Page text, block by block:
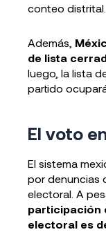
conteo distrital.
Además,
de lista
luego, la lista
partido
El voto
El sistema
por denuncias
electoral. A
participación
electoral es